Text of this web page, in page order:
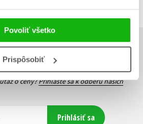
Povoliť všetko
Prispôsobiť
ako prvý!
práve vychádza, na aký tovar je
o ceny?Prihláste sa k odberu našich
Prihlásiť sa